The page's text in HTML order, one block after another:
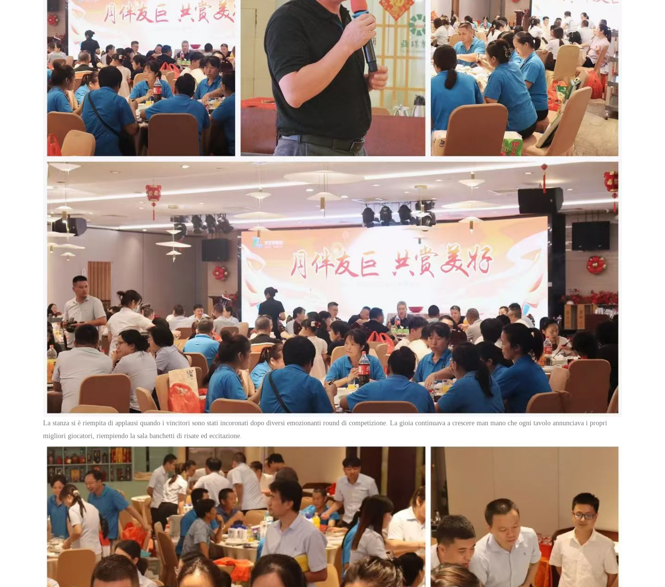
La stanza si è riempita di applausi quando i vincitori sono stati incoronati dopo diversi emozionanti round di competizione. La gioia continuava a crescere man mano che ogni tavolo annunciava i propri
migliori giocatori, riempiendo la sala banchetti di risate ed eccitazione.